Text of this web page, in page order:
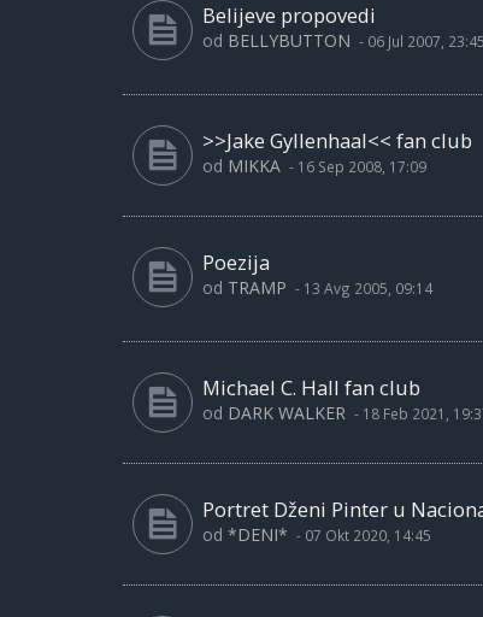
Belijeve propovedi
od BELLYBUTTON - 06 Jul 2007, 23:45
>>Jake Gyllenhaal<< fan club
od MIKKA - 16 Sep 2008, 17:09
Poezija
od TRAMP - 13 Avg 2005, 09:14
Michael C. Hall fan club
od DARK WALKER - 18 Feb 2021,
Portret Dženi Pinter u
od *DENI* - 07 Okt 2020, 14:45